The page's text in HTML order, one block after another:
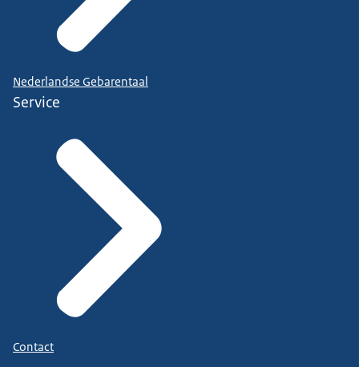
Nederlandse Gebarentaal
Service
Contact